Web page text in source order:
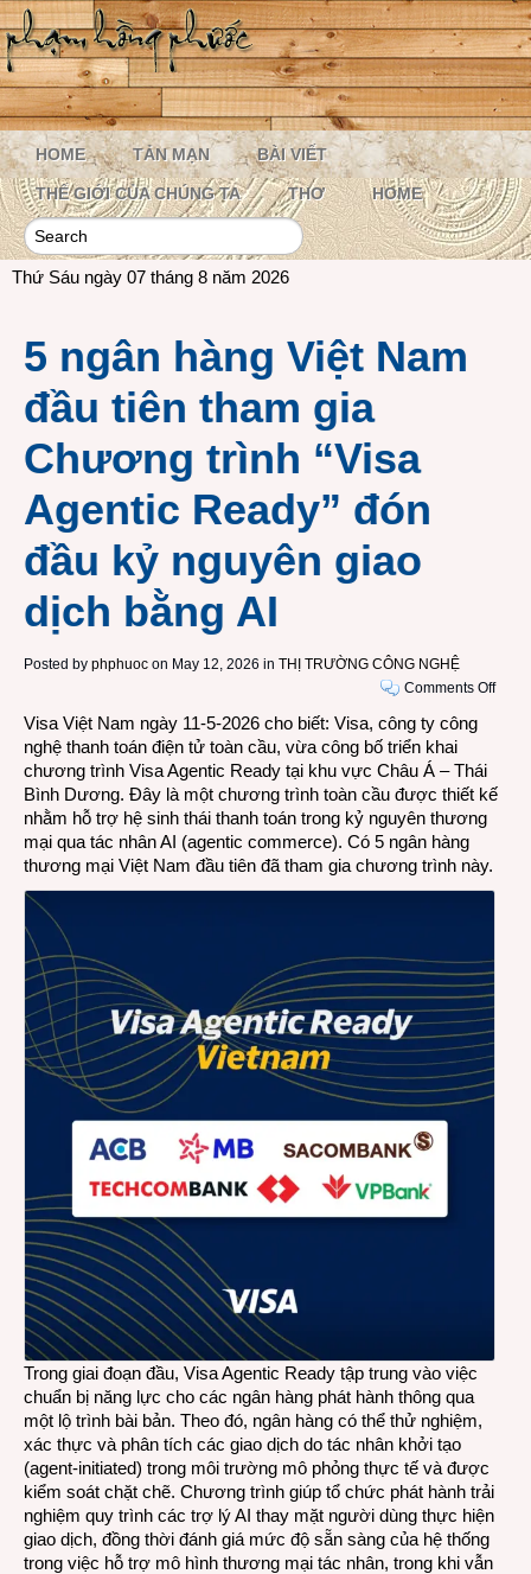
HOME TẢN MẠN BÀI VIẾT
THẾ GIỚI CỦA CHÚNG TA THƠ HOME
Thứ Sáu ngày 07 tháng 8 năm 2026
5 ngân hàng Việt Nam
đầu tiên tham gia
Chương trình “Visa
Agentic Ready” đón
đầu kỷ nguyên giao
dịch bằng AI
Posted by phphuoc on May 12, 2026 in THỊ TRƯỜNG CÔNG NGHỆ
Comments Offon
Nam
Visa Việt Nam ngày 11-5-2026 cho biết: Visa, công ty công
nghệ thanh toán điện tử toàn cầu, vừa công bố triển khai
chương trình Visa Agentic Ready tại khu vực Châu Á – Thái
Bình Dương. Đây là một chương trình toàn cầu được thiết kế
nhằm hỗ trợ hệ sinh thái thanh toán trong kỷ nguyên thương
mại qua tác nhân AI (agentic commerce). Có 5 ngân hàng
thương mại Việt Nam đầu tiên đã tham gia chương trình này.
Trong giai đoạn đầu, Visa Agentic Ready tập trung vào việc
chuẩn bị năng lực cho các ngân hàng phát hành thông qua
một lộ trình bài bản. Theo đó, ngân hàng có thể thử nghiệm,
xác thực và phân tích các giao dịch do tác nhân khởi tạo
(agent-initiated) trong môi trường mô phỏng thực tế và được
kiểm soát chặt chẽ. Chương trình giúp tổ chức phát hành trải
nghiệm quy trình các trợ lý AI thay mặt người dùng thực hiện
giao dịch, đồng thời đánh giá mức độ sẵn sàng của hệ thống
trong việc hỗ trợ mô hình thương mại tác nhân, trong khi vẫn